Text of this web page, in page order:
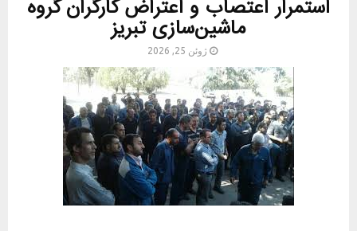
استمرار اعتصاب و اعتراض کارگران گروه
ماشین‌سازی تبریز
ژوئن 25, 2026